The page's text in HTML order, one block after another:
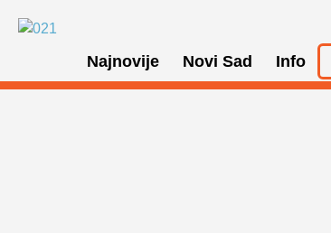
Najnovije Novi Sad Info